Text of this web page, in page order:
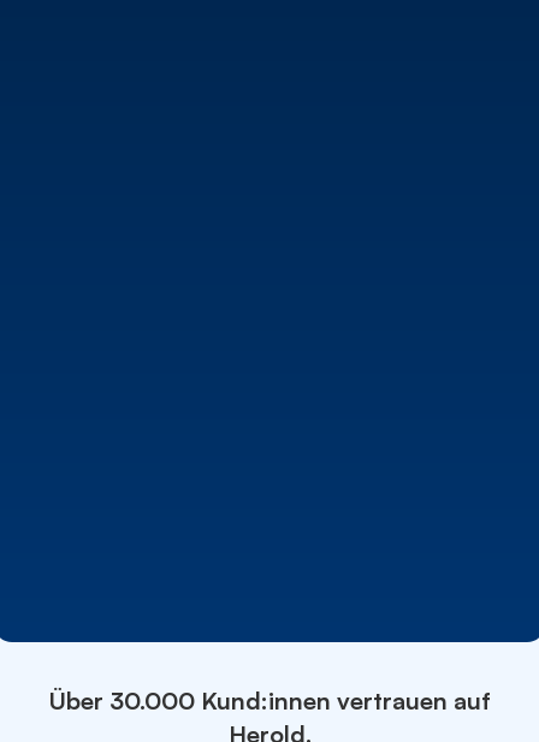
Über 30.000 Kund:innen vertrauen auf
Herold.